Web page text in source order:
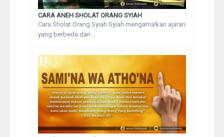
CARA ANEH SHOLAT ORANG SYIAH
Cara Sholat Orang Syiah Syiah mengamalkan ajaran
yang berbeda dari...